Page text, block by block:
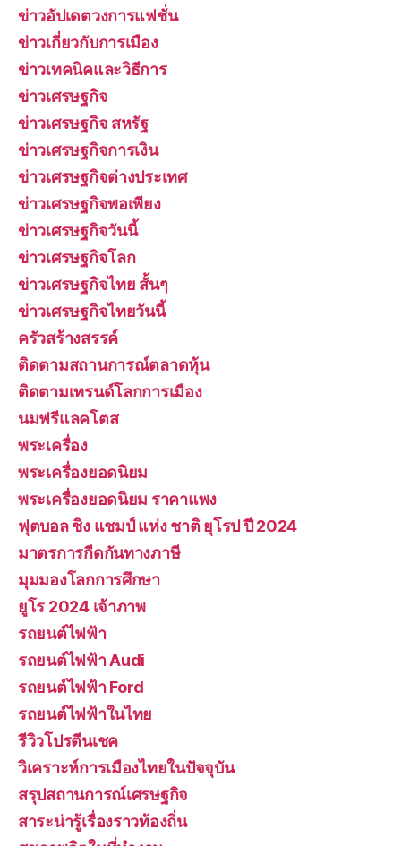
ข่าวอัปเดตวงการแฟชั่น
ข่าวเกี่ยวกับการเมือง
ข่าวเทคนิคและวิธีการ
ข่าวเศรษฐกิจ
ข่าวเศรษฐกิจ สหรัฐ
ข่าวเศรษฐกิจการเงิน
ข่าวเศรษฐกิจต่างประเทศ
ข่าวเศรษฐกิจพอเพียง
ข่าวเศรษฐกิจวันนี้
ข่าวเศรษฐกิจโลก
ข่าวเศรษฐกิจไทย สั้นๆ
ข่าวเศรษฐกิจไทยวันนี้
ครัวสร้างสรรค์
ติดตามสถานการณ์ตลาดหุ้น
ติดตามเทรนด์โลกการเมือง
นมฟรีแลคโตส
พระเครื่อง
พระเครื่องยอดนิยม
พระเครื่องยอดนิยม ราคาแพง
ฟุตบอล ชิง แชมป์ แห่ง ชาติ ยุโรป ปี 2024
มาตรการกีดกันทางภาษี
มุมมองโลกการศึกษา
ยูโร 2024 เจ้าภาพ
รถยนต์ไฟฟ้า
รถยนต์ไฟฟ้า Audi
รถยนต์ไฟฟ้า Ford
รถยนต์ไฟฟ้าในไทย
รีวิวโปรตีนเชค
วิเคราะห์การเมืองไทยในปัจจุบัน
สรุปสถานการณ์เศรษฐกิจ
สาระน่ารู้เรื่องราวท้องถิ่น